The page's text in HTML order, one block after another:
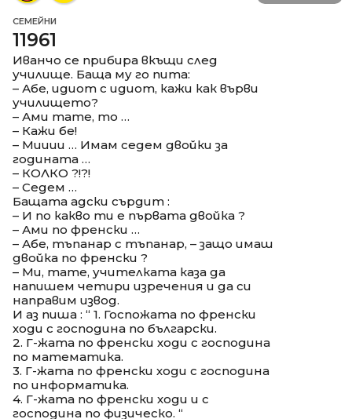
СЕМЕЙНИ
11961
Иванчо се прибира вкъщи след
училище. Баща му го пита:
– Абе, идиот с идиот, кажи как върви
училището?
– Ами тате, то …
– Кажи бе!
– Мииии … Имам седем двойки за
годината …
– КОЛКО ?!?!
– Седем …
Бащата адски сърдит :
– И по какво ти е първата двойка ?
– Ами по френски …
– Абе, тъпанар с тъпанар, – защо имаш
двойка по френски ?
– Ми, тате, учителката каза да
напишем четири изречения и да си
направим извод.
И аз пиша : “ 1. Госпожата по френски
ходи с господина по български.
2. Г-жата по френски ходи с господина
по математика.
3. Г-жата по френски ходи с господина
по информатика.
4. Г-жата по френски ходи и с
господина по физическо. “